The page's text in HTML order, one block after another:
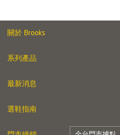
關於 Brooks
系列產品
最新消息
選鞋指南